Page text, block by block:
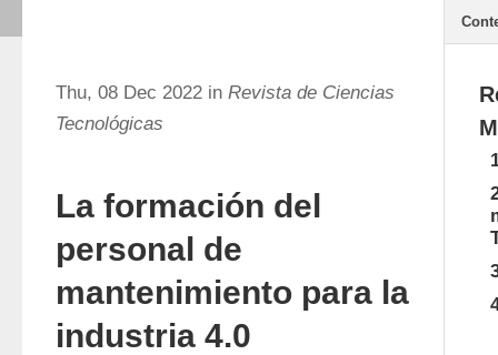
Thu, 08 Dec 2022 in Revista de Ciencias
Tecnológicas
La formación del
personal de
mantenimiento para la
industria 4.0